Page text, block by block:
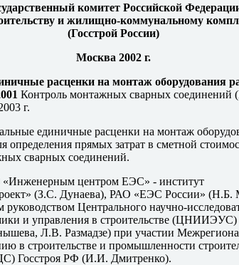
комитет Российской
и жилищно-коммунальному
(Госстрой России)
Москва 2002г.
расценки на монтаж оборудования
Контроль монтажных сварных соединений
г.
единичные расценки на монтаж
определения прямых затрат в сметной
сварных соединений.
«Инженерным центром ЕЭС» - институт
» (З.С. Дунаева), РАО «ЕЭС России» (Н.Б.
руководством Центрального научно-
и управления в строительстве (ЦНИИЭУС)
ева, Л.В. Размадзе) при участии
в строительстве и промышленности
Госстроя РФ (И.И. Дмитренко).